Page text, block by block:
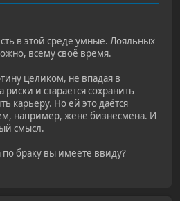
в этой среде умные. Лояльных
всему своё время.
целиком, не впадая в
и старается сохранить
карьеру. Но ей это даётся
например, жене бизнесмена. И
смысл.
по браку вы имеете ввиду?